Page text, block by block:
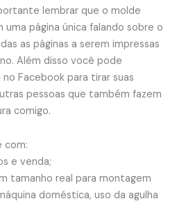
lembrar que o molde
página única falando sobre o
as páginas a serem impressas
Além disso você pode
Facebook para tirar suas
pessoas que também fazem
comigo.
com:
e venda;
tamanho real para montagem
doméstica, uso da agulha